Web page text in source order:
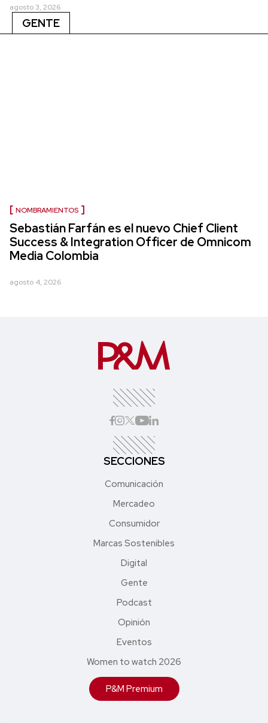
agosto 3, 2026
GENTE
NOMBRAMIENTOS
Sebastián Farfán es el nuevo Chief Client
Success & Integration Officer de Omnicom
Media Colombia
agosto 4, 2026
SECCIONES
Comunicación
Mercadeo
Consumidor
Marcas Sostenibles
Digital
Gente
Podcast
Opinión
Eventos
Women to watch 2026
P&M Premium